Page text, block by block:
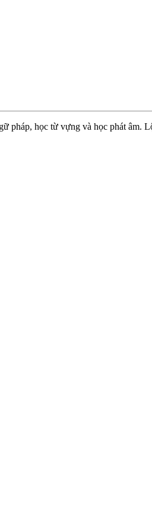
pháp, học từ vựng và học phát âm.